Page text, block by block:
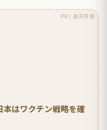
PR / 楽天市場
はワクチン戦略を確